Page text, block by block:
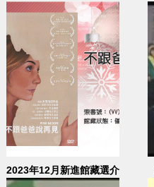
臺灣 守護民主
2023年12月新進館藏選介